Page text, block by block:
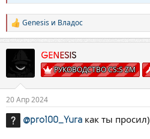
Р
е
Genesis и Владос
GENESIS
РУКОВОДСТВО CS:S ZM
20 Апр 2024
@pro100_Yura как ты просил)